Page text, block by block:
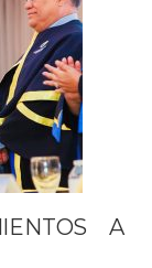
A